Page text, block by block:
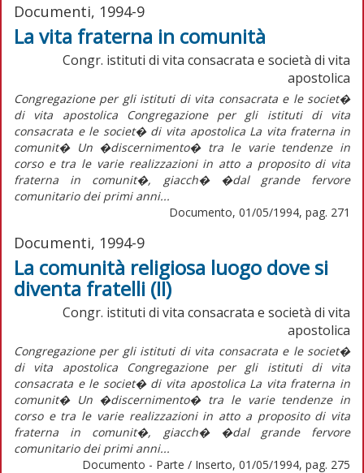
Documenti, 1994-9
La vita fraterna in comunità
Congr. istituti di vita consacrata e società di vita
apostolica
Congregazione per gli istituti di vita consacrata e le societ�
di vita apostolica Congregazione per gli istituti di vita
consacrata e le societ� di vita apostolica La vita fraterna in
comunit� Un �discernimento� tra le varie tendenze in
corso e tra le varie realizzazioni in atto a proposito di vita
fraterna in comunit�, giacch� �dal grande fervore
comunitario dei primi anni...
Documento, 01/05/1994, pag. 271
Documenti, 1994-9
La comunità religiosa luogo dove si
diventa fratelli (II)
Congr. istituti di vita consacrata e società di vita
apostolica
Congregazione per gli istituti di vita consacrata e le societ�
di vita apostolica Congregazione per gli istituti di vita
consacrata e le societ� di vita apostolica La vita fraterna in
comunit� Un �discernimento� tra le varie tendenze in
corso e tra le varie realizzazioni in atto a proposito di vita
fraterna in comunit�, giacch� �dal grande fervore
comunitario dei primi anni...
Documento - Parte / Inserto, 01/05/1994, pag. 275